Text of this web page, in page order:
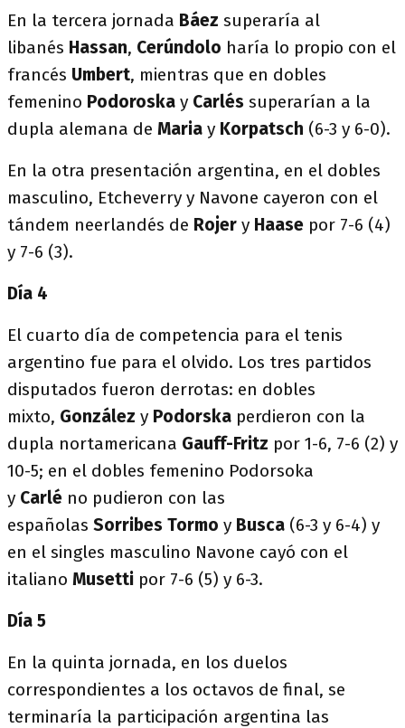
En la tercera jornada Báez superaría al
libanés Hassan, Cerúndolo haría lo propio con el
francés Umbert, mientras que en dobles
femenino Podoroska y Carlés superarían a la
dupla alemana de Maria y Korpatsch (6-3 y 6-0).
En la otra presentación argentina, en el dobles
masculino, Etcheverry y Navone cayeron con el
tándem neerlandés de Rojer y Haase por 7-6 (4)
y 7-6 (3).
Día 4
El cuarto día de competencia para el tenis
argentino fue para el olvido. Los tres partidos
disputados fueron derrotas: en dobles
mixto, González y Podorska perdieron con la
dupla nortamericana Gauff-Fritz por 1-6, 7-6 (2) y
10-5; en el dobles femenino Podorsoka
y Carlé no pudieron con las
españolas Sorribes Tormo y Busca (6-3 y 6-4) y
en el singles masculino Navone cayó con el
italiano Musetti por 7-6 (5) y 6-3.
Día 5
En la quinta jornada, en los duelos
correspondientes a los octavos de final, se
terminaría la participación argentina las